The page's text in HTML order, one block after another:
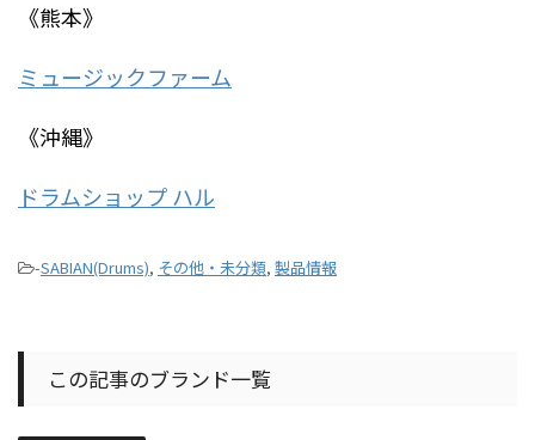
《熊本》
ミュージックファーム
《沖縄》
ドラムショップ ハル
-SABIAN(Drums), その他・未分類, 製品情報
この記事のブランド一覧